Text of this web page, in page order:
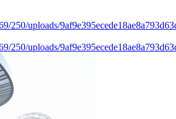
250/uploads/
250/uploads/